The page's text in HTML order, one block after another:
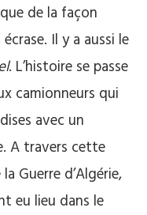
de la façon
Il y a aussi le
. L’histoire se passe
camionneurs qui
avec un
A travers cette
Guerre d’Algérie,
eu lieu dans le